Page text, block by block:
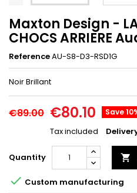
Maxton Design -
CHOCS ARRIERE
ReferenceAU-S8-D3-RSD1G
Noir Brillant
€89.00 €80.10 Save
Tax included
Quantity 
 Custom manufacturing